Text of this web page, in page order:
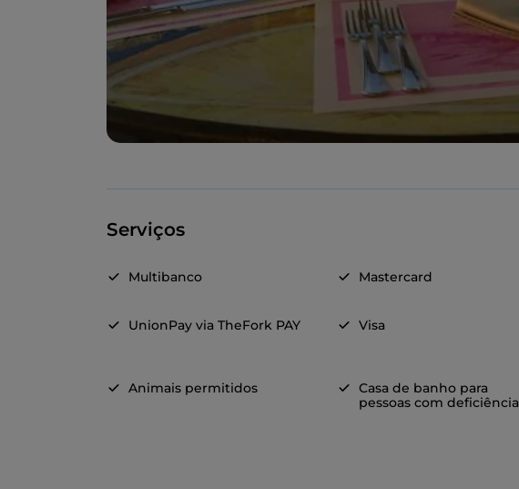
Serviços
Multibanco Mastercard
UnionPay via TheFork PAY Visa
Animais permitidos
Casa de banho para
pessoas com deficiência